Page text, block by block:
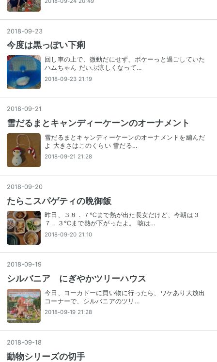
2018-09-23
今度は黒っぽい下痢
回し車の上で、微動だにせず、ボケーっと過ごしていた
ハムちゃん だいぶ涼しくなって…
2018-09-23 21:19
2018-09-21
雪だるまとキャンディーケーンのオーナメント
雪だるまとキャンディーケーンのオーナメントを編んだ
よ 大きさはこのくらい 雪だる…
2018-09-21 21:28
2018-09-20
たらこスパゲティの晩御飯
昨日、３８．７℃まで熱が出た長女だけど、今朝は３
７．３℃まで熱が下がったよ。 咳は…
2018-09-20 21:10
2018-09-19
シルバニア にぎやかツリーハウス
今日、ヨーカドーに買い物に行ったら、ワケあり大放出
コーナーで、シルバニアのツリ…
2018-09-19 21:28
2018-09-18
動物シリーズの切手